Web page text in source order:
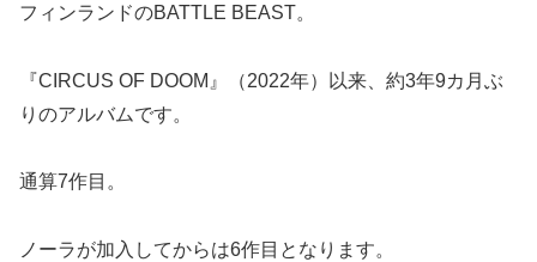
フィンランドのBATTLE BEAST。
『CIRCUS OF DOOM』（2022年）以来、約3年9カ月ぶ
りのアルバムです。
通算7作目。
ノーラが加入してからは6作目となります。